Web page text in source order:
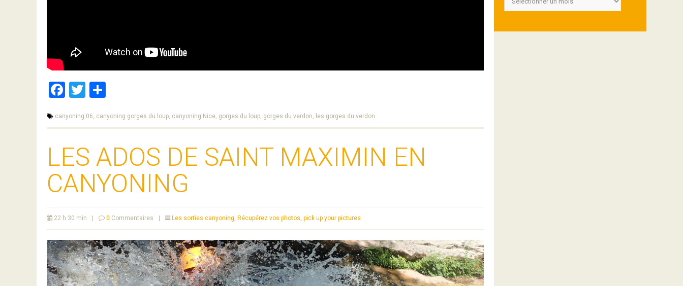
Facebook
Twitter
canyoning 06, canyoning gorges du loup, canyoning Nice, gorges du loup, gorges du verdon, les gorges du verdon
LES ADOS DE SAINT MAXIMIN EN
CANYONING
22 h 30 min 0 Commentaires Les sorties canyoning, Récupérez vos photos, pick up your pictures